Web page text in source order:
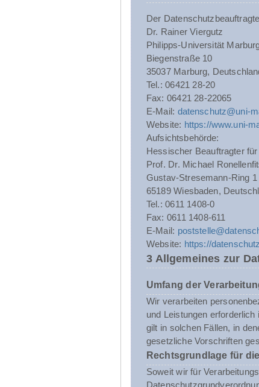
Der
Dr. Rainer Viergutz
Philipps-Universität
Biegenstraße 10
35037 Marburg,
Tel.: 06421 28-20
Fax: 06421 28-22065
E-Mail: datenschutz@uni-
Website: https://www.uni-
Aufsichtsbehörde:
Hessischer Beauftragter
Prof. Dr. Michael
Gustav-Stresemann-Ring 1
65189 Wiesbaden,
Tel.: 0611 1408-0
Fax: 0611 1408-611
E-Mail:
Website: https://
3 Allgemeines zur
Umfang der
Wir verarbeiten
und Leistungen
gilt in solchen Fällen, in
gesetzliche Vorschriften
Rechtsgrundlage für
Soweit wir für